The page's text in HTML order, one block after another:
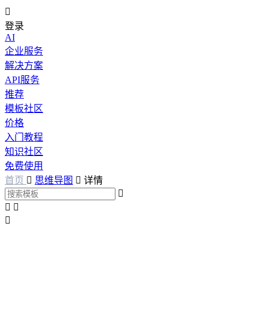

登录
AI
企业服务
解决方案
API服务
推荐
模板社区
价格
入门教程
知识社区
免费使用
首页  思维导图  详情

 
